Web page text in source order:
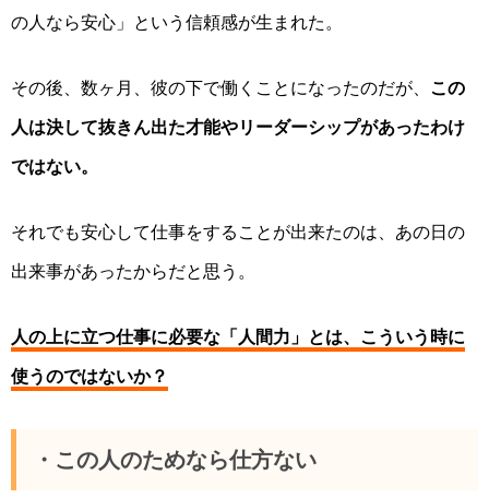
の人なら安心」という信頼感が生まれた。
その後、数ヶ月、彼の下で働くことになったのだが、 この
人は決して抜きん出た才能やリーダーシップがあったわけ
ではない。
それでも安心して仕事をすることが出来たのは、あの日の
出来事があったからだと思う。
人の上に立つ仕事に必要な「 人間力 」 とは、こういう時に
使うのではないか？
・この人のためなら仕方ない